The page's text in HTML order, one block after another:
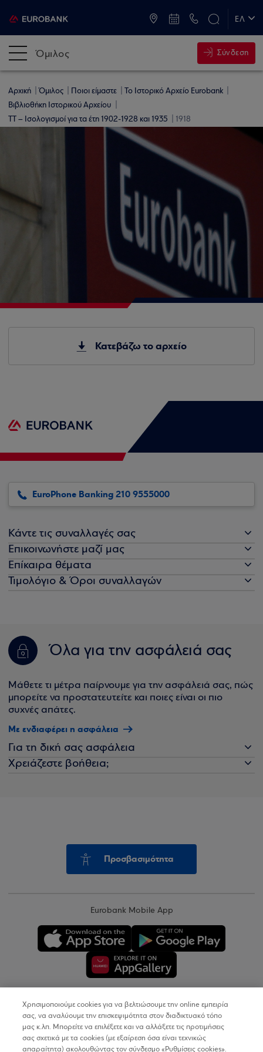
ΕΛ
Όμιλος Σύνδεση
Αρχική Όμιλος Ποιοι είμαστε
Το Ιστορικό Αρχείο Eurobank
Βιβλιοθήκη Ιστορικού Αρχείου
ΤΤ – Ισολογισμοί για τα έτη 1902-1928 και 1935
1918
Κατεβάζω το αρχείο
EuroPhone Banking 210 9555000
Κάντε τις συναλλαγές σας
Επικοινωνήστε μαζί μας
Επίκαιρα θέματα
Τιμολόγιο & Όροι συναλλαγών
Όλα για την ασφάλειά σας
Μάθετε τι μέτρα παίρνουμε για την ασφάλειά σας, πώς
μπορείτε να προστατευτείτε και ποιες είναι οι πιο
συχνές απάτες.
Με ενδιαφέρει η ασφάλεια
Για τη δική σας ασφάλεια
Χρειάζεστε βοήθεια;
Προσβασιμότητα
Eurobank Mobile App
Copyright © 2026
Όροι Χρήσης
Χρησιμοποιούμε cookies για να βελτιώσουμε την online εμπειρία
σας, να αναλύουμε την επισκεψιμότητα στον διαδικτυακό τόπο
μας κ.λπ. Μπορείτε να επιλέξετε και να αλλάξετε τις προτιμήσεις
σας σχετικά με τα cookies (με εξαίρεση όσα είναι τεχνικώς
απαραίτητα) ακολουθώντας τον σύνδεσμο «Ρυθμίσεις cookies».